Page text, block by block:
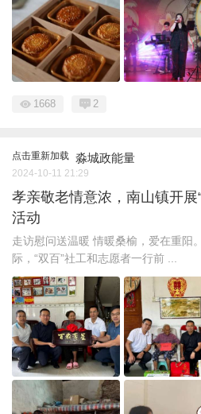
1668 2
点击重新加载 淼城政能量
2024-10-11 21:29
孝亲敬老情意浓，南山镇开展
活动
走访慰问送温暖 情暖桑榆，爱在重阳
际，“双百”社工和志愿者一行前 ...